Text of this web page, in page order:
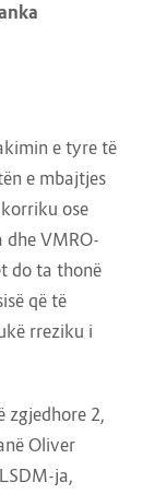
e tyre të
e mbajtjes
ose
dhe VMRO-
do ta thonë
që të
rreziku i
zgjedhore 2,
Oliver
ja,